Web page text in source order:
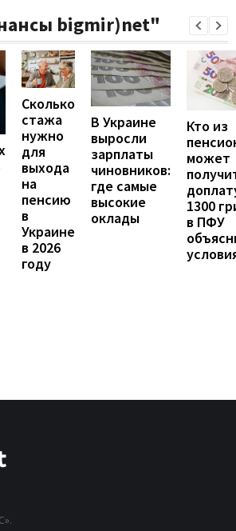
bigmir)net"
Сколько
стажа
нужно
для
выхода
на
пенсию
в
Украине
в 2026
году
В Украине
выросли
зарплаты
чиновников:
где самые
высокие
оклады
Кто из
может
1300
в ПФУ